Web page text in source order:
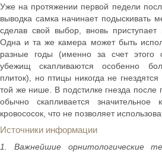
Уже на протяжении первой педели
выводка самка начинает подыскивать
сделав свой выбор, вновь приступает
Одна и та же камера может быть
разные годы (именно за счет этого
убежищ скапливаются особенно
плиток), но птицы никогда не
той же нише. В подстилке гнезда после
обычно скапливается значительное
кровососок, что не позволяет
Источники информации
1. Важнейшие орнитологические